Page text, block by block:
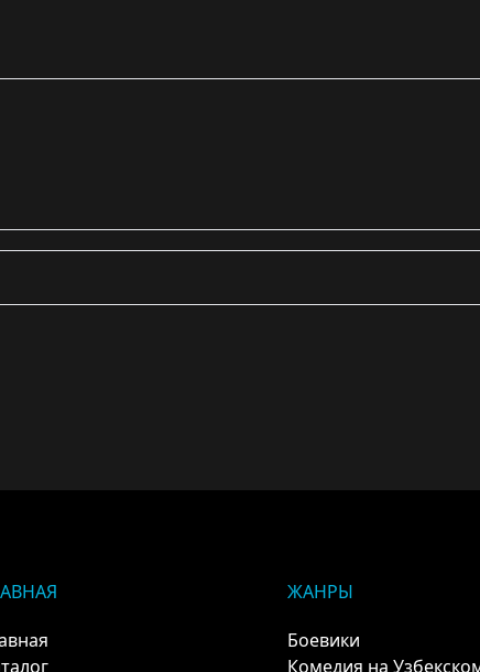
ЖАНРЫ
Боевики
Комедия на